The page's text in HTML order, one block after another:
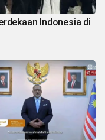
Indonesia di